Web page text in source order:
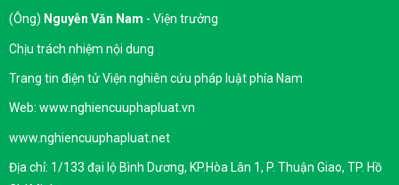
(Ông) Nguyễn Văn Nam - Viện trưởng
Chịu trách nhiệm nội dung
Trang tin điện tử Viện nghiên cứu pháp luật phía Nam
Web: www.nghiencuuphapluat.vn
www.nghiencuuphapluat.net
Địa chỉ: 1/133 đại lộ Bình Dương, KP.Hòa Lân 1, P. Thuận Giao, TP. Hồ